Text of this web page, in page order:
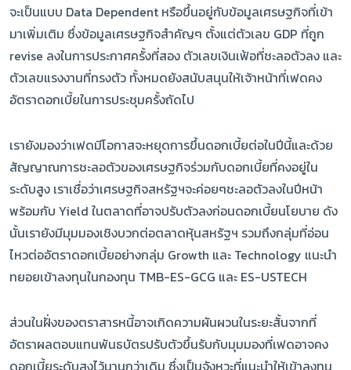
จะเป็นแบบ Data Dependent หรือขึ้นอยู่กับข้อมูลเศรษฐกิจที่เข้า
มาเพิ่มเติม ซึ่งข้อมูลเศรษฐกิจสำคัญๆ ตั้งแต่ตัวเลข GDP ที่ถูก
revise ลงในการประกาศครั้งที่สอง ตัวเลขเงินเฟ้อที่ชะลอตัวลง และ
ตัวเลขแรงงานที่ทรงตัว ทั้งหมดยังสนับสนุนให้เจ้าหน้าที่เฟดคง
อัตราดอกเบี้ยในการประชุมครั้งถัดไป
เรายังมองว่าเฟดมีโอกาสจะหยุดการขึ้นดอกเบี้ยต่อในปีนี้และด้วย
สัญญาณการชะลอตัวของเศรษฐกิจร่วมกับดอกเบี้ยที่คงอยู่ใน
ระดับสูง เราเชื่อว่าเศรษฐกิจสหรัฐฯจะค่อยๆชะลอตัวลงในปีหน้า
พร้อมกับ Yield ในตลาดที่อาจปรับตัวลงก่อนดอกเบี้ยนโยบาย ดัง
นั้นเรายังมีมุมมองเชิงบวกต่อตลาดหุ้นสหรัฐฯ รวมถึงกลุ่มที่อ่อน
ไหวต่ออัตราดอกเบี้ยอย่างกลุ่ม Growth และ Technology แนะนำ
ทยอยเข้าลงทุนในกองทุน TMB-ES-GCG และ ES-USTECH
ส่วนในฝั่งของตราสารหนี้อาจเกิดความผันผวนในระยะสั้นจากที่
อัตราผลตอบแทนพันธบัตรปรับตัวขึ้นรับกับมุมมองที่เฟดอาจคง
ดอกเบี้ยระดับสูงไว้นานกว่าเดิม ซึ่งเป็นจังหวะที่แนะนำให้เข้าลงทุน